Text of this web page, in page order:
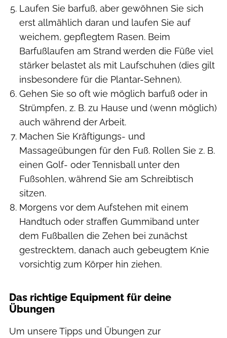
Laufen Sie barfuß, aber gewöhnen Sie sich
erst allmählich daran und laufen Sie auf
weichem, gepflegtem Rasen. Beim
Barfußlaufen am Strand werden die Füße viel
stärker belastet als mit Laufschuhen (dies gilt
insbesondere für die Plantar-Sehnen).
Gehen Sie so oft wie möglich barfuß oder in
Strümpfen, z. B. zu Hause und (wenn möglich)
auch während der Arbeit.
Machen Sie Kräftigungs- und
Massageübungen für den Fuß. Rollen Sie z. B.
einen Golf- oder Tennisball unter den
Fußsohlen, während Sie am Schreibtisch
sitzen.
Morgens vor dem Aufstehen mit einem
Handtuch oder straffen Gummiband unter
dem Fußballen die Zehen bei zunächst
gestrecktem, danach auch gebeugtem Knie
vorsichtig zum Körper hin ziehen.
Das richtige Equipment für deine
Übungen
Um unsere Tipps und Übungen zur